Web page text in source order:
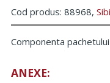
Cod produs: 88968,
Componenta
ANEXE: